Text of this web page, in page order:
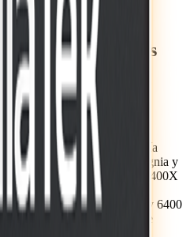
de bajo
la cartera
con los mejores
chipsets ultraeficientes
de la familia
MediaTek
ofrece experiencias
móviles de alta tecnología
las ofertas insignia y
Los Dimensity 7400 y 7400X
avanzada de juegos y
mientras que el Dimensity 6400
5G mejorado en un paquete